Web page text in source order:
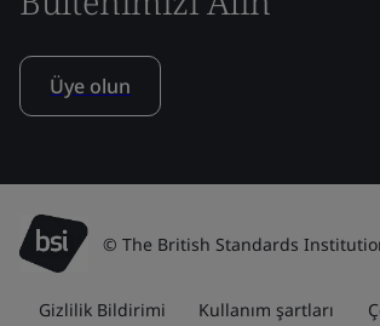
Üye olun
© The British Standards
Gizlilik Bildirimi Kullanım şartları